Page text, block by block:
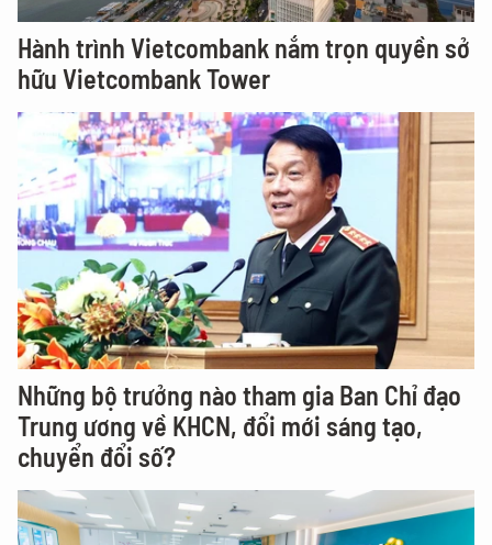
Hành trình Vietcombank nắm trọn quyền sở
hữu Vietcombank Tower
Những bộ trưởng nào tham gia Ban Chỉ đạo
Trung ương về KHCN, đổi mới sáng tạo,
chuyển đổi số?